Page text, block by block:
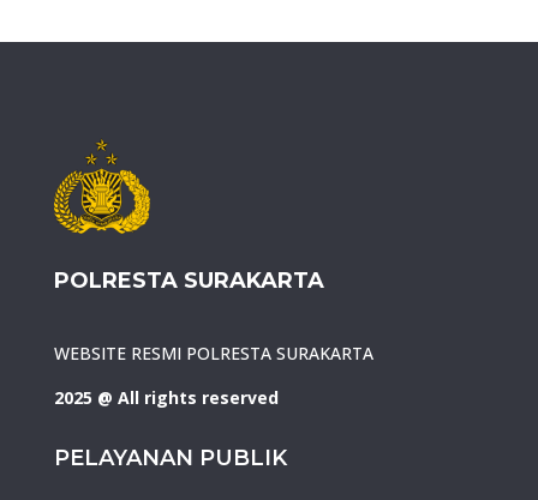
POLRESTA SURAKARTA
WEBSITE RESMI POLRESTA SURAKARTA
2025 @ All rights reserved
PELAYANAN PUBLIK